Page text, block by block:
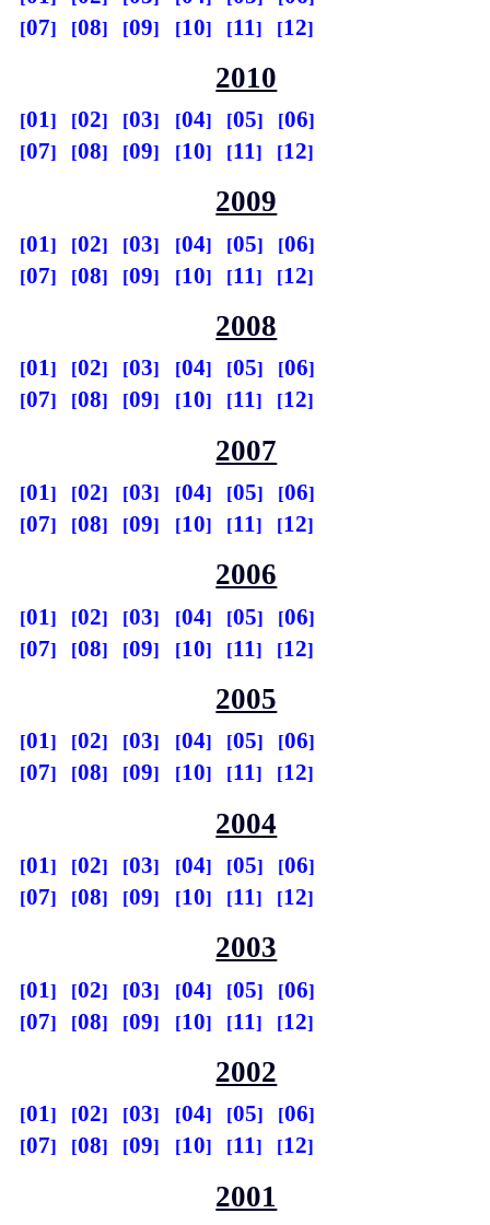
07
08 09 10 11 12
2010
01 02 03 04 05
06
07
08 09 10 11 12
2009
01 02 03 04 05
06
07
08 09 10 11 12
2008
01 02 03 04 05
06
07
08 09 10 11 12
2007
01 02 03 04 05
06
07
08 09 10 11 12
2006
01 02 03 04 05
06
07
08 09 10 11 12
2005
01 02 03 04 05
06
07
08 09 10 11 12
2004
01 02 03 04 05
06
07
08 09 10 11 12
2003
01 02 03 04 05
06
07
08 09 10 11 12
2002
01 02 03 04 05
06
07
08 09 10 11 12
2001